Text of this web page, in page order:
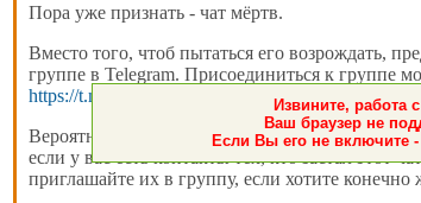
Пора уже признать - чат мёртв.
Вместо того, чтоб пытаться его возрождать,
группе в Telegram. Присоединиться к группе
https://t.me/nik_chat_net
Вероятней всего, когда вы туда зайдёте - там
если у вас есть контакты тех, кто застал этот
приглашайте их в группу, если хотите конечно
Извините, работа
Ваш браузер не
Если Вы его не включите